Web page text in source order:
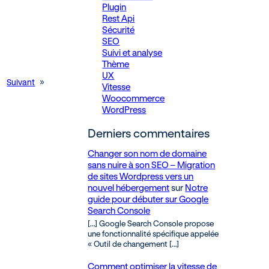
Suivant »
Plugin
Rest Api
Sécurité
SEO
Suivi et analyse
Thème
UX
Vitesse
Woocommerce
WordPress
Derniers commentaires
Changer son nom de domaine
sans nuire à son SEO – Migration
de sites Wordpress vers un
nouvel hébergementsur Notre
guide pour débuter sur Google
Search Console
[…] Google Search Console propose
une fonctionnalité spécifique appelée
« Outil de changement […]
Comment optimiser la vitesse de